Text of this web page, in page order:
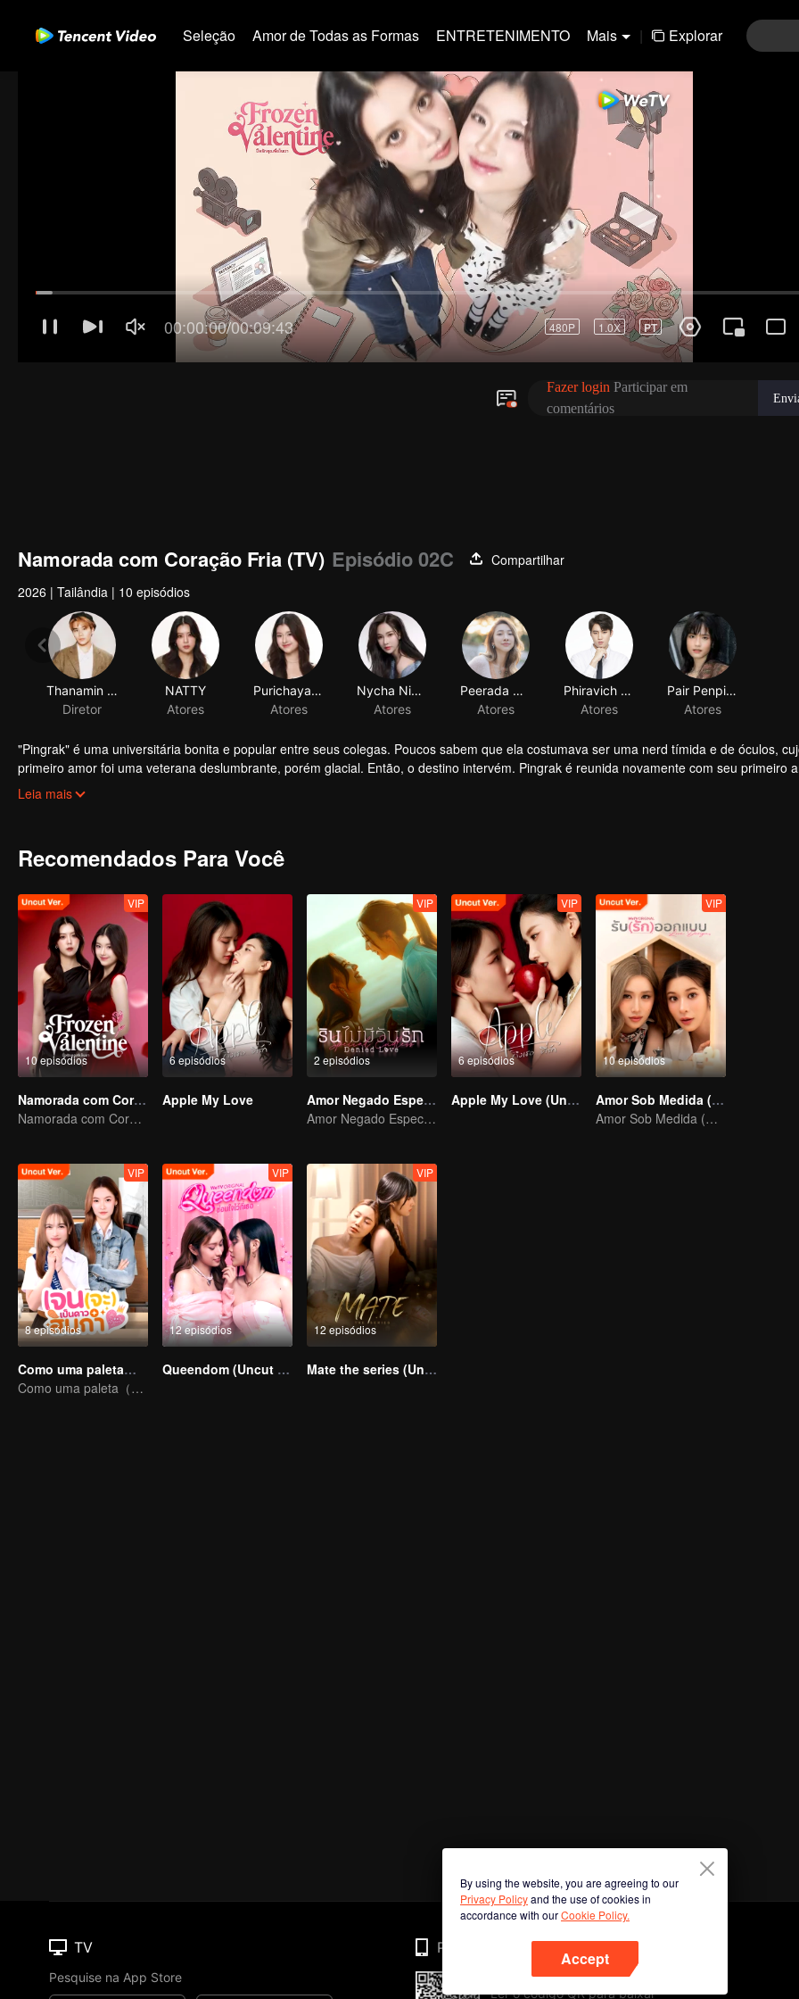
Seleção Amor de Todas as Formas ENTRETENIMENTO Mais | Explorar
Namorada com Coração Fria (TV) Episódio 02C
Compartilhar
2026 | Tailândia | 10 episódios
Thanamin Wongskulphat
Diretor
NATTY
Atores
Purichaya Saranark
Atores
Nycha Nichapat Sujipinyo
Atores
"Pingrak" é uma universitária bonita e popular entre seus colegas. Poucos sabem que ela costumava ser uma nerd tímida e de óculos,
primeiro amor foi uma veterana deslumbrante, porém glacial. Então, o destino intervém. Pingrak é reunida novamente com seu primeiro
"P’Charm, a fria".
Quanto a P’Charm, ela não faz ideia de que essa garota deslumbrante é a mesma garotinha de óculos que costumava segui-la. O que ela
Leia mais
Recomendados Para Você
10 episódios
VIP
Namorada com Coração Fria (Uncut)
Namorada com Coração Fria (Uncut)
6 episódios
Apple My Love
2 episódios
VIP
Amor Negado Especial Infinito
Amor Negado Especial Infinito
6 episódios
VIP
Apple My Love (Uncut Ver.)
10 episódios
VIP
Amor Sob Medida (Uncut Ver.)
Amor Sob Medida (Uncut Ver.)
8 episódios
VIP
Como uma paleta（Uncut Ver.）
Como uma paleta（Uncut Ver.）
12 episódios
VIP
Queendom (Uncut Ver.)
12 episódios
VIP
Mate the series (Uncut Ver.)
By using the website, you are agreeing to our
Privacy Policyand the use of cookies in
accordance with ourCookie Policy.
Accept
TV
Pesquise na App Store
Phone
Ler o código QR para baixar